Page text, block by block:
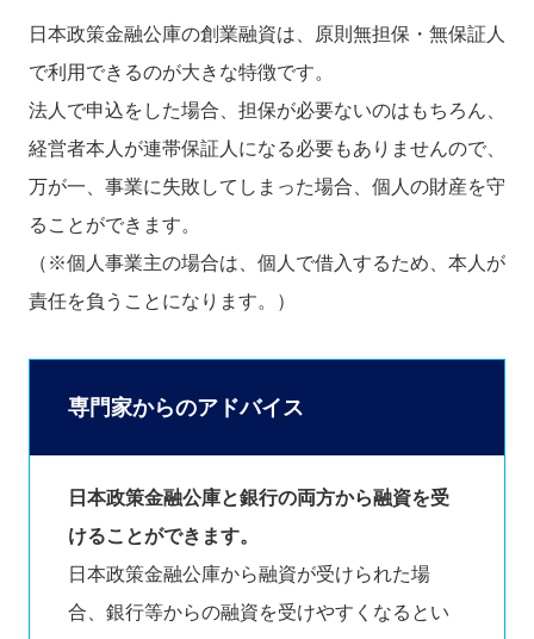
日本政策金融公庫の創業融資は、原則無担保・無保証人
で利用できるのが大きな特徴です。
法人で申込をした場合、担保が必要ないのはもちろん、
経営者本人が連帯保証人になる必要もありませんので、
万が一、事業に失敗してしまった場合、個人の財産を守
ることができます。
（※個人事業主の場合は、個人で借入するため、本人が
責任を負うことになります。）
専門家からのアドバイス
日本政策金融公庫と銀行の両方から融資を受
けることができます。
日本政策金融公庫から融資が受けられた場
合、銀行等からの融資を受けやすくなるとい